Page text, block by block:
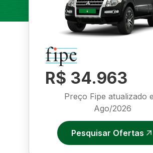
R$ 34.963
Preço Fipe atualizado
Ago/2026
Pesquisar Ofertas